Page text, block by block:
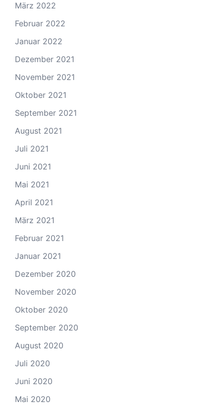
März 2022
Februar 2022
Januar 2022
Dezember 2021
November 2021
Oktober 2021
September 2021
August 2021
Juli 2021
Juni 2021
Mai 2021
April 2021
März 2021
Februar 2021
Januar 2021
Dezember 2020
November 2020
Oktober 2020
September 2020
August 2020
Juli 2020
Juni 2020
Mai 2020